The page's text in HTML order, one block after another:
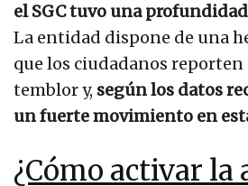
el SGC tuvo una
La entidad dispone de una
que los ciudadanos
temblor y, según los datos
un fuerte movimiento en
¿Cómo activar la